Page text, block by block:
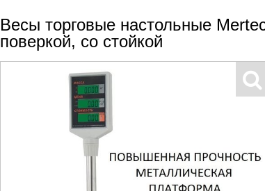
Весы торговые настольные
поверкой, со стойкой